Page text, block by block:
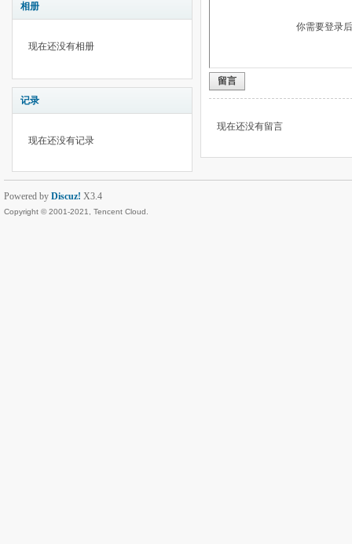
相册
现在还没有相册
记录
现在还没有记录
你需要登录
留言
现在还没有留言
Powered by Discuz! X3.4
Copyright © 2001-2021, Tencent Cloud.